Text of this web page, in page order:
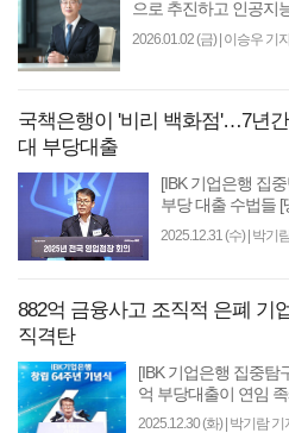
으로 추진하고 인공지
다. 임종룡 우리금융지
2026.01.02 (금)| 이승우 기
국책은행이 '비리 백화점'…7년
대 부당대출
[IBK 기업은행 집
부당 대출 수법들 [
허위증빙서류, 전직 직원” 중소기업과
2025.12.31 (수)| 박기
882억 금융사고 조직적 은폐 기
직격탄
[IBK 기업은행 집중탐
억 부당대출이 연임 족쇄 [땅집고] 대출 연체율 1%를 넘
긴 IBK기업은행이 내
2025.12.30 (화)| 박기람 기